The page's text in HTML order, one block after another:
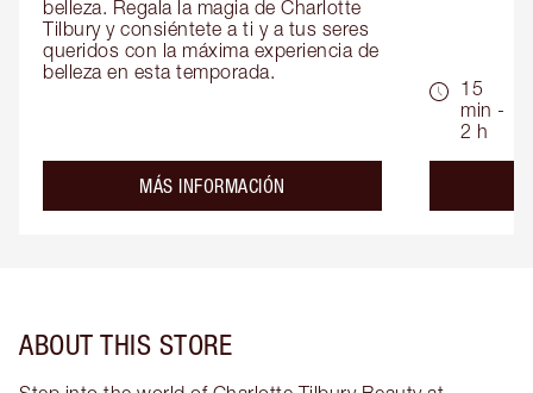
belleza. Regala la magia de Charlotte
Tilbury y consiéntete a ti y a tus seres
queridos con la máxima experiencia de
belleza en esta temporada.
MÁS INFORMACIÓN
15
min -
2 h
ABOUT THIS STORE